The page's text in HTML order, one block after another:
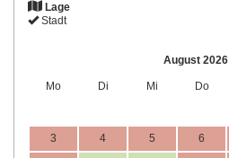
Lage
Stadt
August 2026
Mo Di Mi Do
3 4 5 6